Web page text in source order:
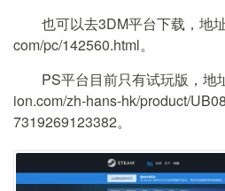
也可以去3DM平台下载，地
com/pc/142560.html。
PS平台目前只有试玩版，地
ion.com/zh-hans-hk/product/
7319269123382。